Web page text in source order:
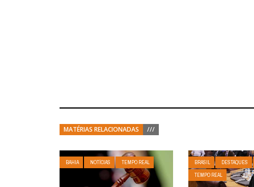
MATÉRIAS RELACIONADAS ///
BAHIA NOTÍCIAS TEMPO REAL BRASIL DESTAQUES
TEMPO REAL